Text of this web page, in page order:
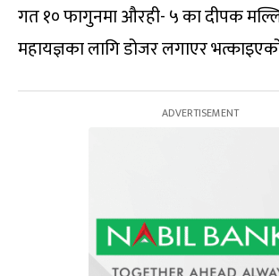
गत १० फागुनमा औरही- ५ का दीपक
महायज्ञका लागि डोजर लगाएर